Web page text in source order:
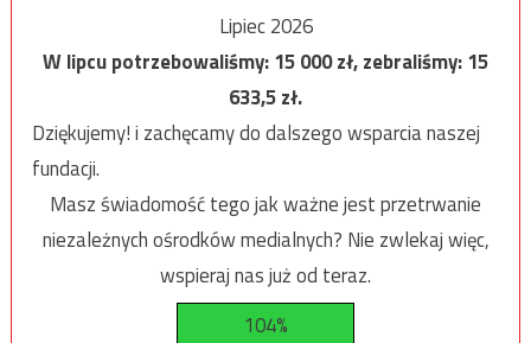
Lipiec 2026
W lipcu potrzebowaliśmy:15 000zł, zebraliśmy:15
633,5zł.
Dziękujemy! i zachęcamy do dalszego wsparcia naszej
fundacji.
Masz świadomość tego jak ważne jest przetrwanie
niezależnych ośrodków medialnych? Nie zwlekaj więc,
wspieraj nas już od teraz.
104%